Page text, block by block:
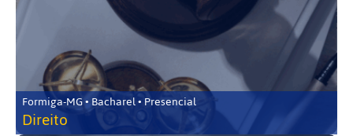
Formiga-MG • Bacharel • Presencial
Direito